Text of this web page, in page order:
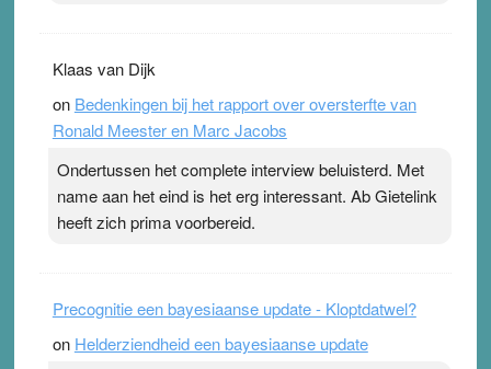
Klaas van Dijk
on Bedenkingen bij het rapport over oversterfte van
Ronald Meester en Marc Jacobs
Ondertussen het complete interview beluisterd. Met
name aan het eind is het erg interessant. Ab Gietelink
heeft zich prima voorbereid.
Precognitie een bayesiaanse update - Kloptdatwel?
on Helderziendheid een bayesiaanse update